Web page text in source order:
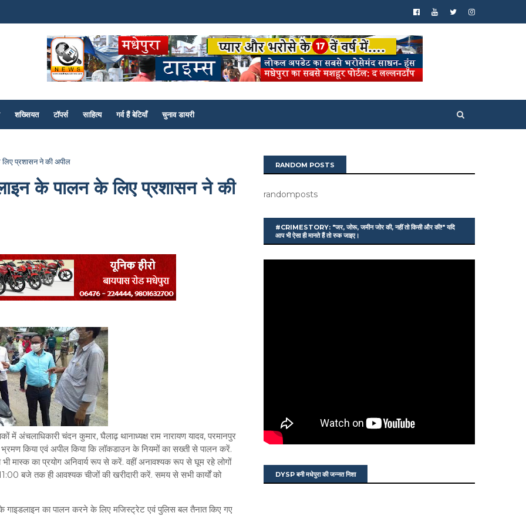
शख्सियत टॉपर्स साहित्य गर्व हैं बेटियाँ चुनाव डायरी
प्रशासन ने की अपील
के पालन के लिए प्रशासन ने की
अंचलाधिकारी चंदन कुमार, घैलाढ़ थानाध्यक्ष राम नारायण यादव, परमानपुर
किया एवं अपील किया कि लॉकडाउन के नियमों का सख्ती से पालन करें.
का प्रयोग अनिवार्य रूप से करें. वहीं अनावश्यक रूप से घूम रहे लोगों
बजे तक ही आवश्यक चीजों की खरीदारी करें. समय से सभी कार्यों को
का पालन करने के लिए मजिस्ट्रेट एवं पुलिस बल तैनात किए गए
RANDOM POSTS
randomposts
#CRIMESTORY: "जर, जोरू, जमीन जोर की, नहीं तो किसी और की!" यदि
आप भी ऐसा ही मानते हैं तो रुक जाइए।
DYSP बनी मधेपुरा की जन्नत निशा